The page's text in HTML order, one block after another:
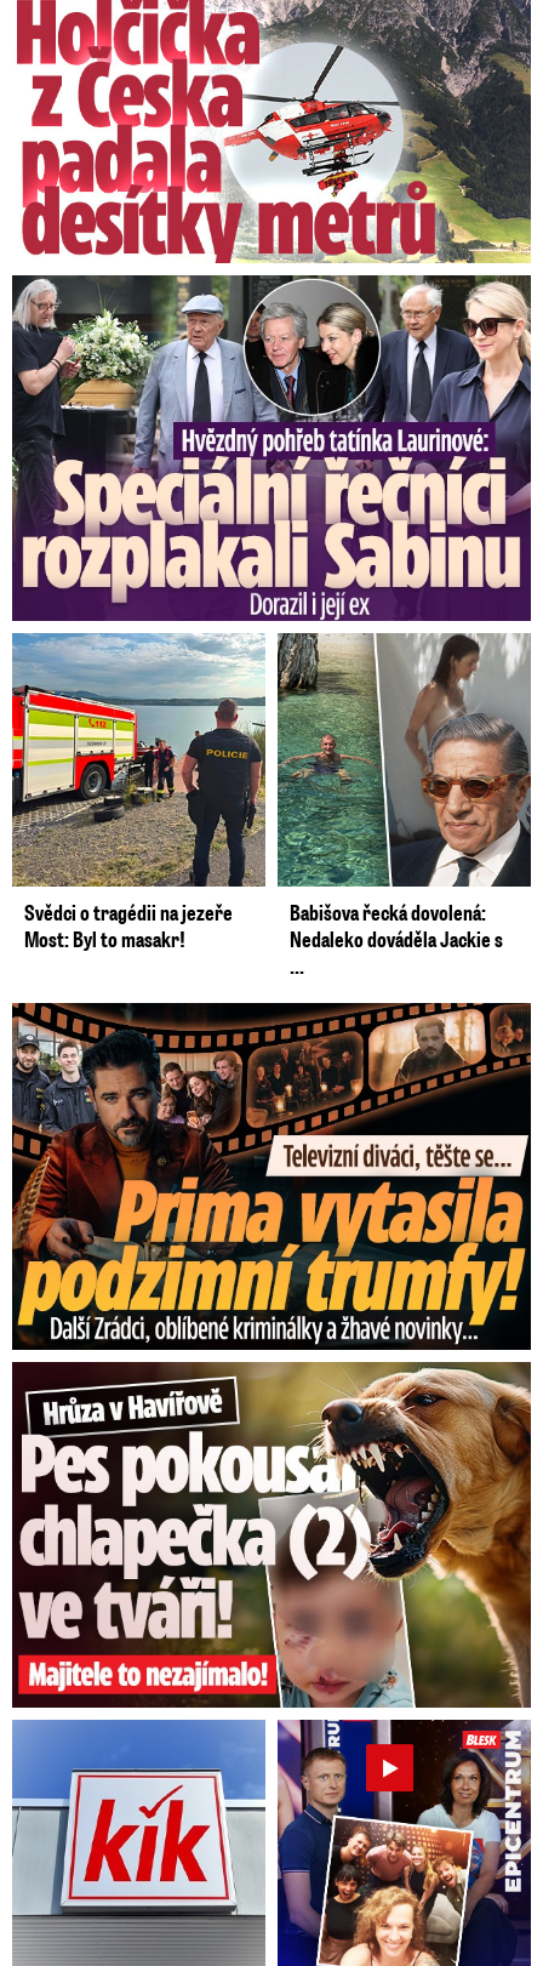
Vražda rodičů Miroslava (†44)
a Žanety (†48), které měl zabít
syn Lukáš: Děsivé ...
Speciální řečníci nad rakví Laurina: Rozbrečeli i dceru
Svědci o tragédii na jezeře
Most: Byl to masakr!
Babišova řecká dovolená:
Nedaleko dováděla Jackie s
...
Prima vytasila podzimní trumfy! Další Zrádci a žhavé novinky
Hrůza v Havířově: Pes pokousal chlapečka (2) ve tváři!